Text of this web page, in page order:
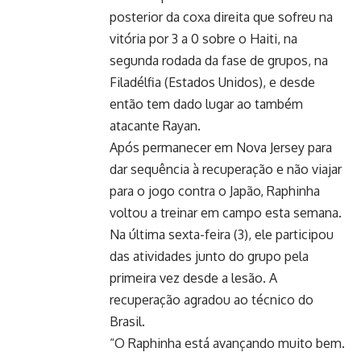
posterior da coxa direita que sofreu na
vitória por 3 a 0 sobre o Haiti, na
segunda rodada da fase de grupos, na
Filadélfia (Estados Unidos), e desde
então tem dado lugar ao também
atacante Rayan.
Após permanecer em Nova Jersey para
dar sequência à recuperação e não viajar
para o jogo contra o Japão, Raphinha
voltou a treinar em campo esta semana.
Na última sexta-feira (3), ele participou
das atividades junto do grupo pela
primeira vez desde a lesão. A
recuperação agradou ao técnico do
Brasil.
“O Raphinha está avançando muito bem.